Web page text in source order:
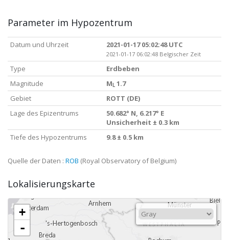
Parameter im Hypozentrum
Datum und Uhrzeit 2021-01-17 05:02:48 UTC
2021-01-17 06:02:48 Belgischer Zeit
Type
Erdbeben
Magnitude
M L 1.7
Gebiet
ROTT (DE)
Lage des Epizentrums
50.682° N, 6.217° E
Unsicherheit ± 0.3 km
Tiefe des Hypozentrums
9.8 ± 0.5 km
Quelle der Daten : ROB (Royal Observatory of Belgium)
Lokalisierungskarte
+
-